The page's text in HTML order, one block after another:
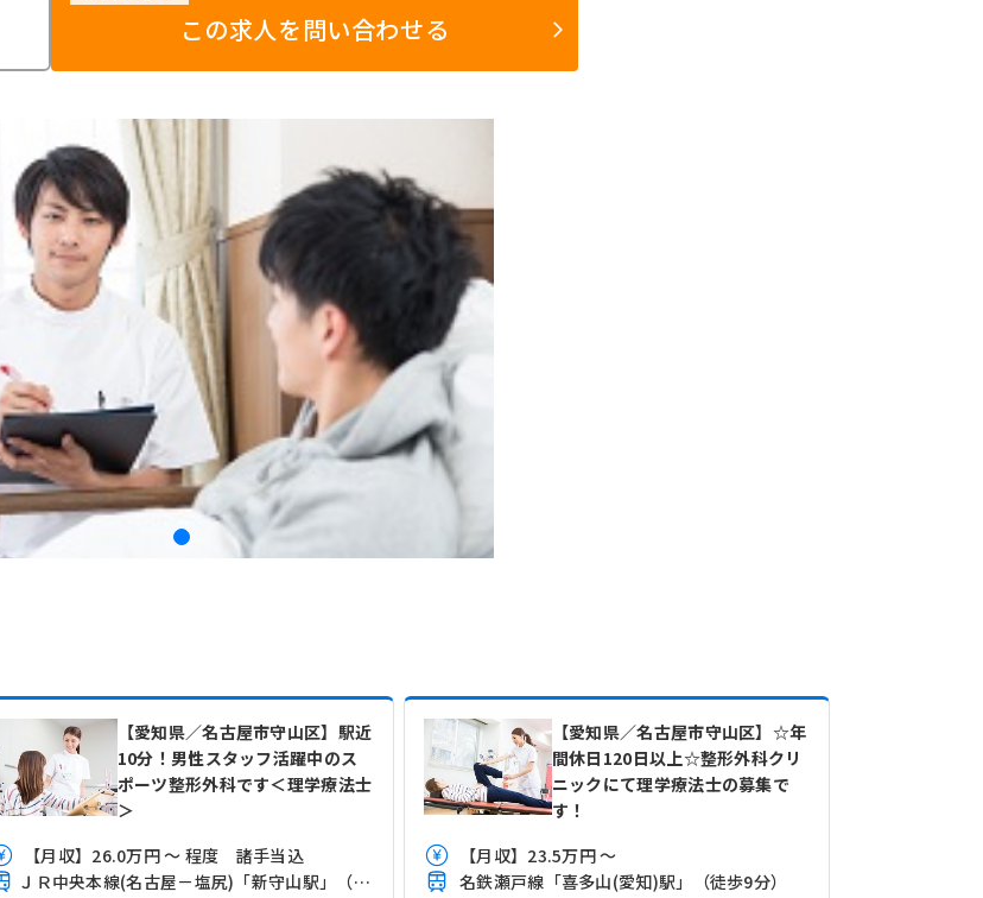
この求人を問い合わせる
【愛知県／名古屋市守山区】駅近
10分！男性スタッフ活躍中のス
ポーツ整形外科です＜理学療法士
＞
【月収】26.0万円 ～ 程度 諸手当込
ＪＲ中央本線(名古屋－塩尻)「新守山駅」（徒歩10分）
【愛知県／名古屋市守山区】☆年
間休日120日以上☆整形外科クリ
ニックにて理学療法士の募集で
す！
【月収】23.5万円 ～
名鉄瀬戸線「喜多山(愛知)駅」（徒歩9分）